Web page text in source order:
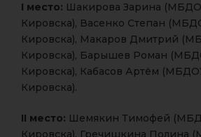
I место: Шакирова Зарина
Кировска), Васенко Степан
Кировска), Макаров Дмитрий
Кировска), Барышев Роман
Кировска), Кабасов Артём
Кировска).
II место: Шемякин Тимофей
Кировска), Гречишкина Полина